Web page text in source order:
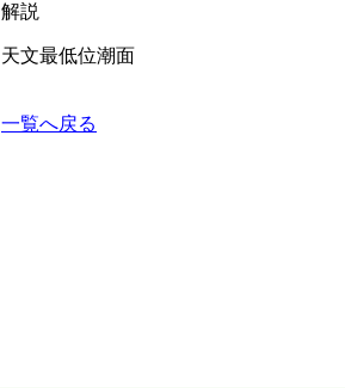
解説
天文最低位潮面
一覧へ戻る